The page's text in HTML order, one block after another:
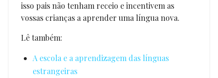
isso pais não tenham receio e incentivem as
vossas crianças a aprender uma língua nova.
Lê também:
A escola e a aprendizagem das línguas
estrangeiras